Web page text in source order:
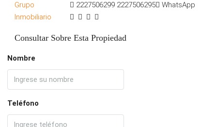
2227506299 2227506295 WhatsApp
Consultar Sobre Esta Propiedad
Nombre
Teléfono